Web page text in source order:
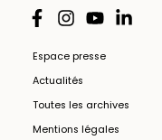
Espace presse
Actualités
Toutes les archives
Mentions légales